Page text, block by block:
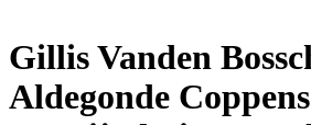
Gillis Vanden
Aldegonde